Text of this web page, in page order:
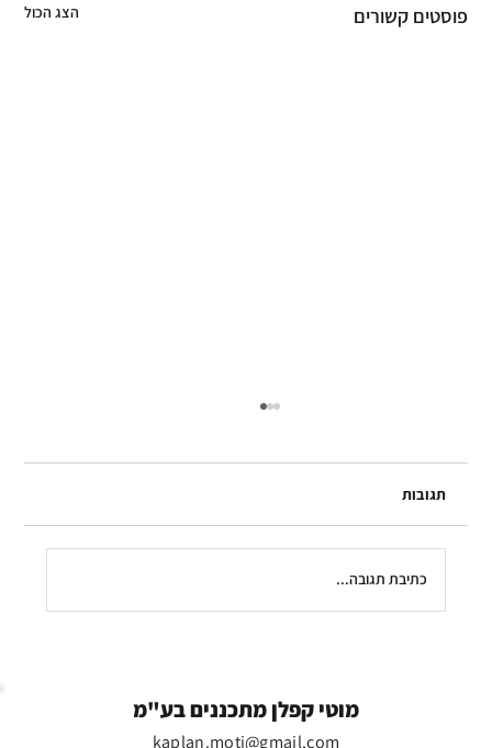
פוסטים קשורים הצג הכול
תגובות
כתיבת תגובה...
מוטי קפלן מתכננים בע"מ
kaplan.moti@gmail.com